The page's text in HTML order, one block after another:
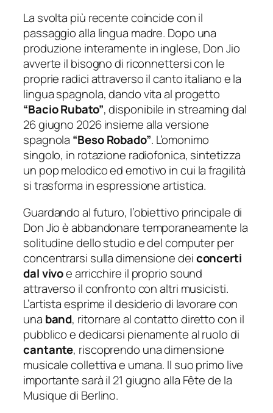
La svolta più recente coincide con il
passaggio alla lingua madre. Dopo una
produzione interamente in inglese, Don Jio
avverte il bisogno di riconnettersi con le
proprie radici attraverso il canto italiano e la
lingua spagnola, dando vita al progetto
“Bacio Rubato”, disponibile in streaming dal
26 giugno 2026 insieme alla versione
spagnola “Beso Robado”. L’omonimo
singolo, in rotazione radiofonica, sintetizza
un pop melodico ed emotivo in cui la fragilità
si trasforma in espressione artistica.
Guardando al futuro, l’obiettivo principale di
Don Jio è abbandonare temporaneamente la
solitudine dello studio e del computer per
concentrarsi sulla dimensione deiconcerti
dal vivoe arricchire il proprio sound
attraverso il confronto con altri musicisti.
L’artista esprime il desiderio di lavorare con
una band, ritornare al contatto diretto con il
pubblico e dedicarsi pienamente al ruolo di
cantante, riscoprendo una dimensione
musicale collettiva e umana. Il suo primo live
importante sarà il 21 giugno alla Fête de la
Musique di Berlino.